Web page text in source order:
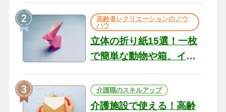
の現場から（22）
高齢者レクリエーションのノウ
ハウ
立体の折り紙15選！一枚
で簡単な動物や箱、イン
介護職のスキルアップ
介護施設で使える！高齢